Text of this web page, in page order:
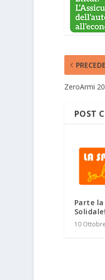
ZeroArmi
POST
Parte
Solidale!
10